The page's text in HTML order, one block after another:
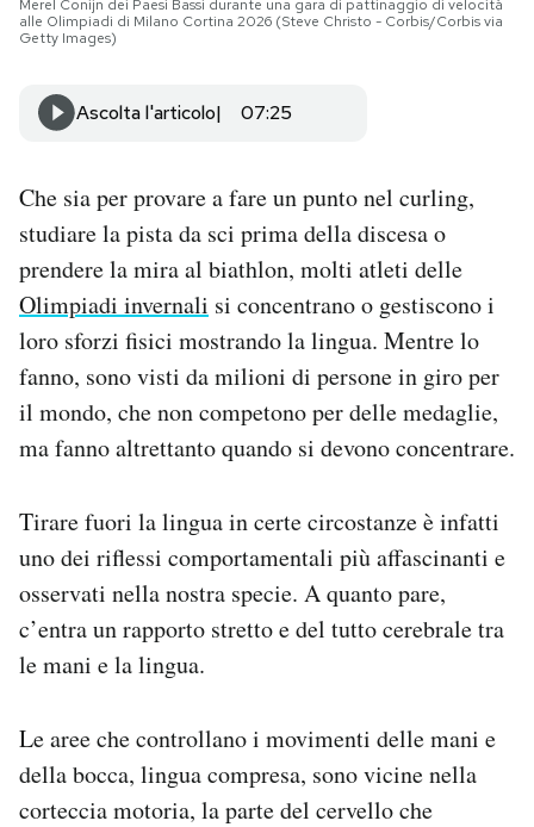
SHOP
CALENDARIO
Area Personale
Newsletter
Regala il Post
Hai bisogno di aiuto?
Esci
Merel Conijn dei Paesi Bassi durante una gara di pattinaggio di velocità
alle Olimpiadi di Milano Cortina 2026 (Steve Christo - Corbis/Corbis via
Getty Images)
Ascolta l'articolo 07:25
Che sia per provare a fare un punto nel curling,
studiare la pista da sci prima della discesa o
prendere la mira al biathlon, molti atleti delle
Olimpiadi invernali si concentrano o gestiscono i
loro sforzi fisici mostrando la lingua. Mentre lo
fanno, sono visti da milioni di persone in giro per
il mondo, che non competono per delle medaglie,
ma fanno altrettanto quando si devono concentrare.
Tirare fuori la lingua in certe circostanze è infatti
uno dei riflessi comportamentali più affascinanti e
osservati nella nostra specie. A quanto pare,
c’entra un rapporto stretto e del tutto cerebrale tra
le mani e la lingua.
Le aree che controllano i movimenti delle mani e
della bocca, lingua compresa, sono vicine nella
corteccia motoria, la parte del cervello che